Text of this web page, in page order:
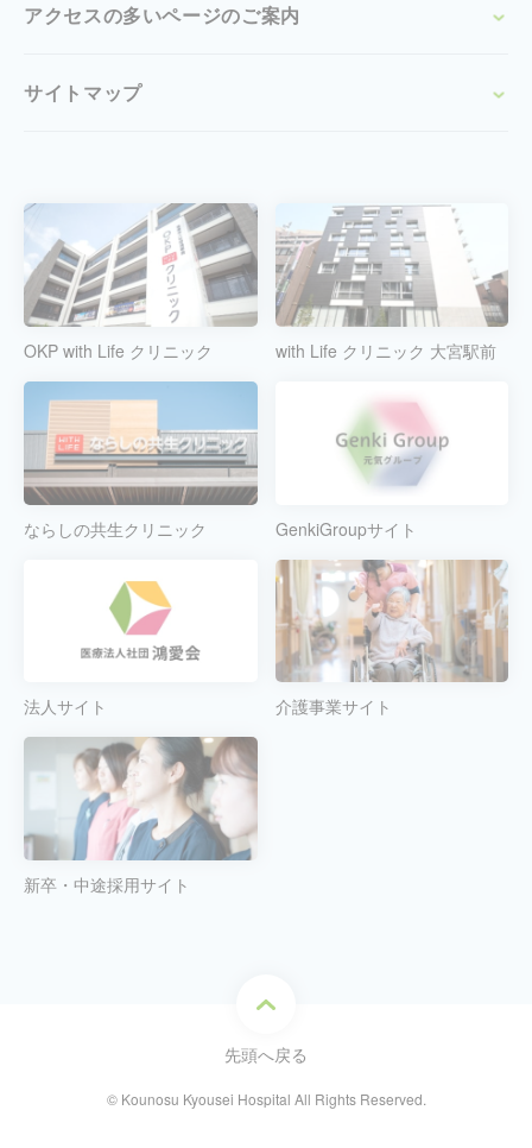
アクセスの多いページのご案内
サイトマップ
OKP with Life クリニック with Life クリニック 大宮駅前
ならしの共生クリニック GenkiGroupサイト
法人サイト 介護事業サイト
新卒・中途採用サイト
© Kounosu Kyousei Hospital All Rights Reserved.
先頭へ戻る